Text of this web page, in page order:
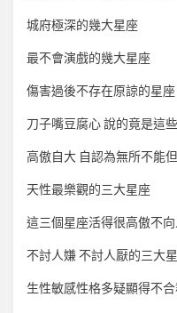
城府極深的幾大星座
最不會演戲的幾大星座
傷害過後不存在原諒的星座
刀子嘴豆腐心 說的竟是這
高傲自大 自認為無所不能
天性最樂觀的三大星座
這三個星座活得很高傲不
不討人嫌 不討人厭的三大
生性敏感性格多疑顯得不